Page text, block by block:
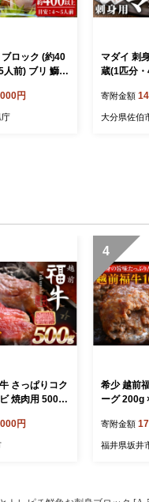
ロック (約40
人前) ブリ 鰤
】【海
円
庁
マダイ 刺
蔵(1匹分
魚 ブロッ
直売所 大
寄附金額
大分県佐伯
さっぱりコク
焼肉用 500g
るび 肉 牛 牛
り物 ギフト
円
4
希少 越前
ーグ 200g
国産牛 ブ
肉 牛 牛肉
寄附金額
福井県坂井